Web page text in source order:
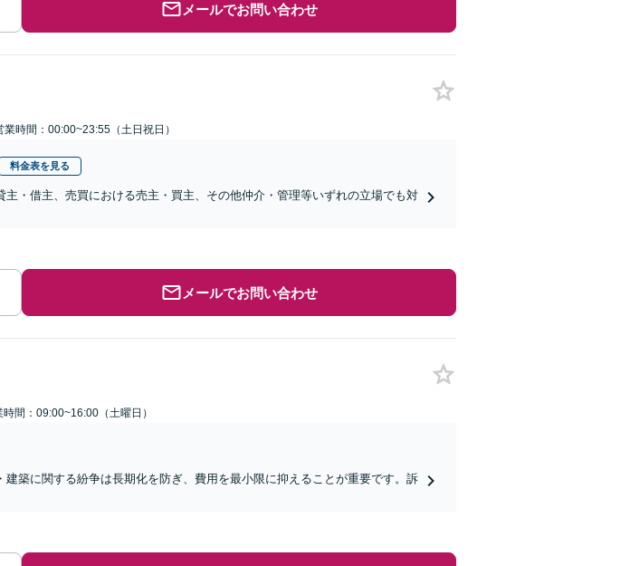
メールでお問い合わせ
業時間：00:00~23:55（土日祝日）
料金表を見る
主・借主、売買における売主・買主、その他仲介・管理等いずれの立場でも対
メールでお問い合わせ
時間：09:00~16:00（土曜日）
建築に関する紛争は長期化を防ぎ、費用を最小限に抑えることが重要です。訴